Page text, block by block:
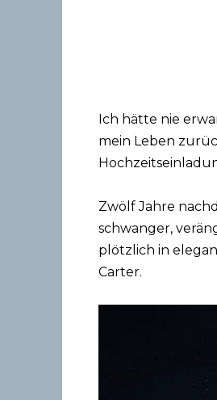
Ich hätte nie
mein Leben
Zwölf Jahre
schwanger,
plötzlich in
Carter.